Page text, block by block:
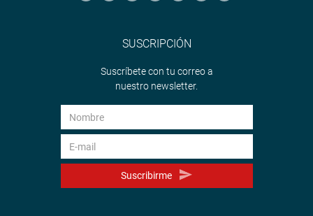
SUSCRIPCIÓN
Suscríbete con tu correo a
nuestro newsletter.
Suscribirme